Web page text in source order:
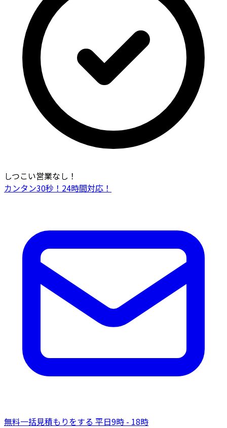
しつこい営業なし！
カンタン30秒！24時間対応！
無料一括見積もりをする 平日9時 - 18時